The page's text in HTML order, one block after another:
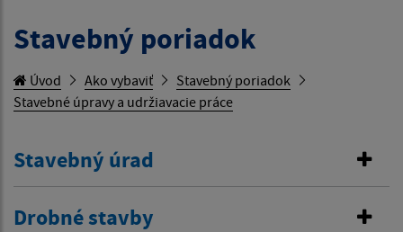
Stavebný poriadok
Úvod Ako vybaviť
Stavebný poriadok
Stavebné úpravy a udržiavacie práce
Stavebný úrad
Drobné stavby